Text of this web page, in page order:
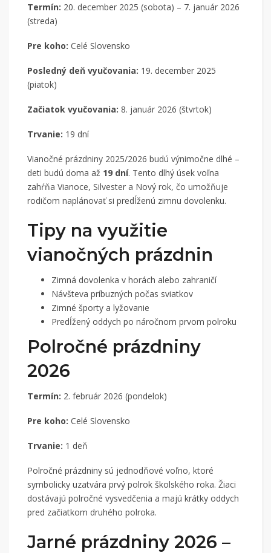
Termín: 20. december 2025 (sobota) – 7. január 2026
(streda)
Pre koho: Celé Slovensko
Posledný deň vyučovania: 19. december 2025
(piatok)
Začiatok vyučovania: 8. január 2026 (štvrtok)
Trvanie: 19 dní
Vianočné prázdniny 2025/2026 budú výnimočne dlhé –
deti budú doma až 19 dní. Tento dlhý úsek voľna
zahŕňa Vianoce, Silvester a Nový rok, čo umožňuje
rodičom naplánovať si predĺženú zimnu dovolenku.
Tipy na využitie
vianočných prázdnin
Zimná dovolenka v horách alebo zahraničí
Návšteva príbuzných počas sviatkov
Zimné športy a lyžovanie
Predĺžený oddych po náročnom prvom polroku
Polročné prázdniny
2026
Termín: 2. február 2026 (pondelok)
Pre koho: Celé Slovensko
Trvanie: 1 deň
Polročné prázdniny sú jednodňové voľno, ktoré
symbolicky uzatvára prvý polrok školského roka. Žiaci
dostávajú polročné vysvedčenia a majú krátky oddych
pred začiatkom druhého polroka.
Jarné prázdniny 2026 –